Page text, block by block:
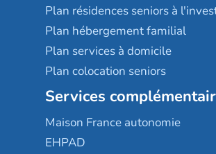
Plan résidences seniors à
Plan hébergement familial
Plan services à domicile
Plan colocation seniors
Services
Maison France autonomie
EHPAD